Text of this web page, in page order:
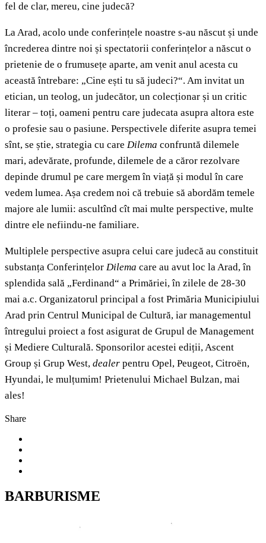
fel de clar, mereu, cine judecă?
La Arad, acolo unde conferințele noastre s-au născut și unde
încrederea dintre noi și spectatorii conferințelor a născut o
prietenie de o frumusețe aparte, am venit anul acesta cu
această întrebare: „Cine ești tu să judeci?“. Am invitat un
etician, un teolog, un judecător, un colecționar și un critic
literar – toți, oameni pentru care judecata asupra altora este
o profesie sau o pasiune. Perspectivele diferite asupra temei
sînt, se știe, strategia cu care Dilema confruntă dilemele
mari, adevărate, profunde, dilemele de a căror rezolvare
depinde drumul pe care mergem în viață și modul în care
vedem lumea. Așa credem noi că trebuie să abordăm temele
majore ale lumii: ascultînd cît mai multe perspective, multe
dintre ele nefiindu-ne familiare.
Multiplele perspective asupra celui care judecă au constituit
substanța Conferințelor Dilema care au avut loc la Arad, în
splendida sală „Ferdinand“ a Primăriei, în zilele de 28-30
mai a.c. Organizatorul principal a fost Primăria Municipiului
Arad prin Centrul Municipal de Cultură, iar managementul
întregului proiect a fost asigurat de Grupul de Management
și Mediere Culturală. Sponsorilor acestei ediții, Ascent
Group și Grup West, dealer pentru Opel, Peugeot, Citroën,
Hyundai, le mulțumim! Prietenului Michael Bulzan, mai
ales!
Share
BARBURISME